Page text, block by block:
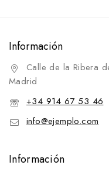
Información
Calle de la Ribera
Madrid
+34 914 67 53 46
info@ejemplo.com
Información